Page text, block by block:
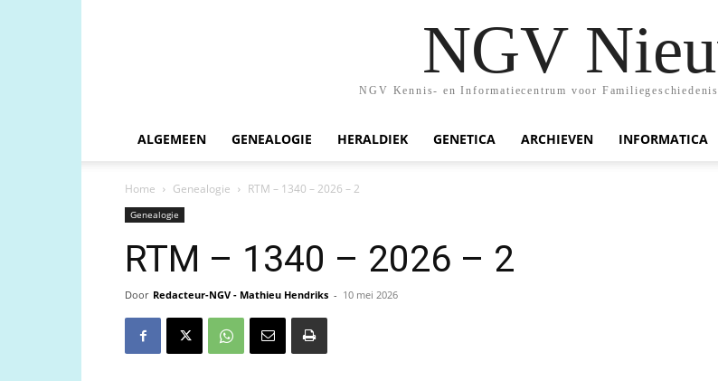
NGV
NGV Kennis- en Informatiecentrum voor
ALGEMEEN GENEALOGIE HERALDIEK GENETICA ARCHIEVEN INFORMATICA
Home Genealogie RTM – 1340 – 2026 – 2
Genealogie
RTM – 1340 – 2026 – 2
Door Redacteur-NGV - Mathieu Hendriks - 10 mei 2026